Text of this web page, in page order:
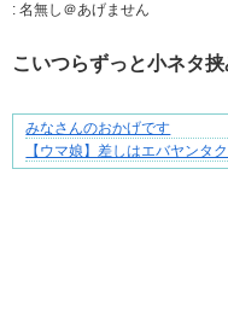
: 名無し＠あげません
こいつらずっと小ネタ
大変だけど幸せ。等身大の子
みなさんのおかげです
【ウマ娘】差しはエバヤンタ